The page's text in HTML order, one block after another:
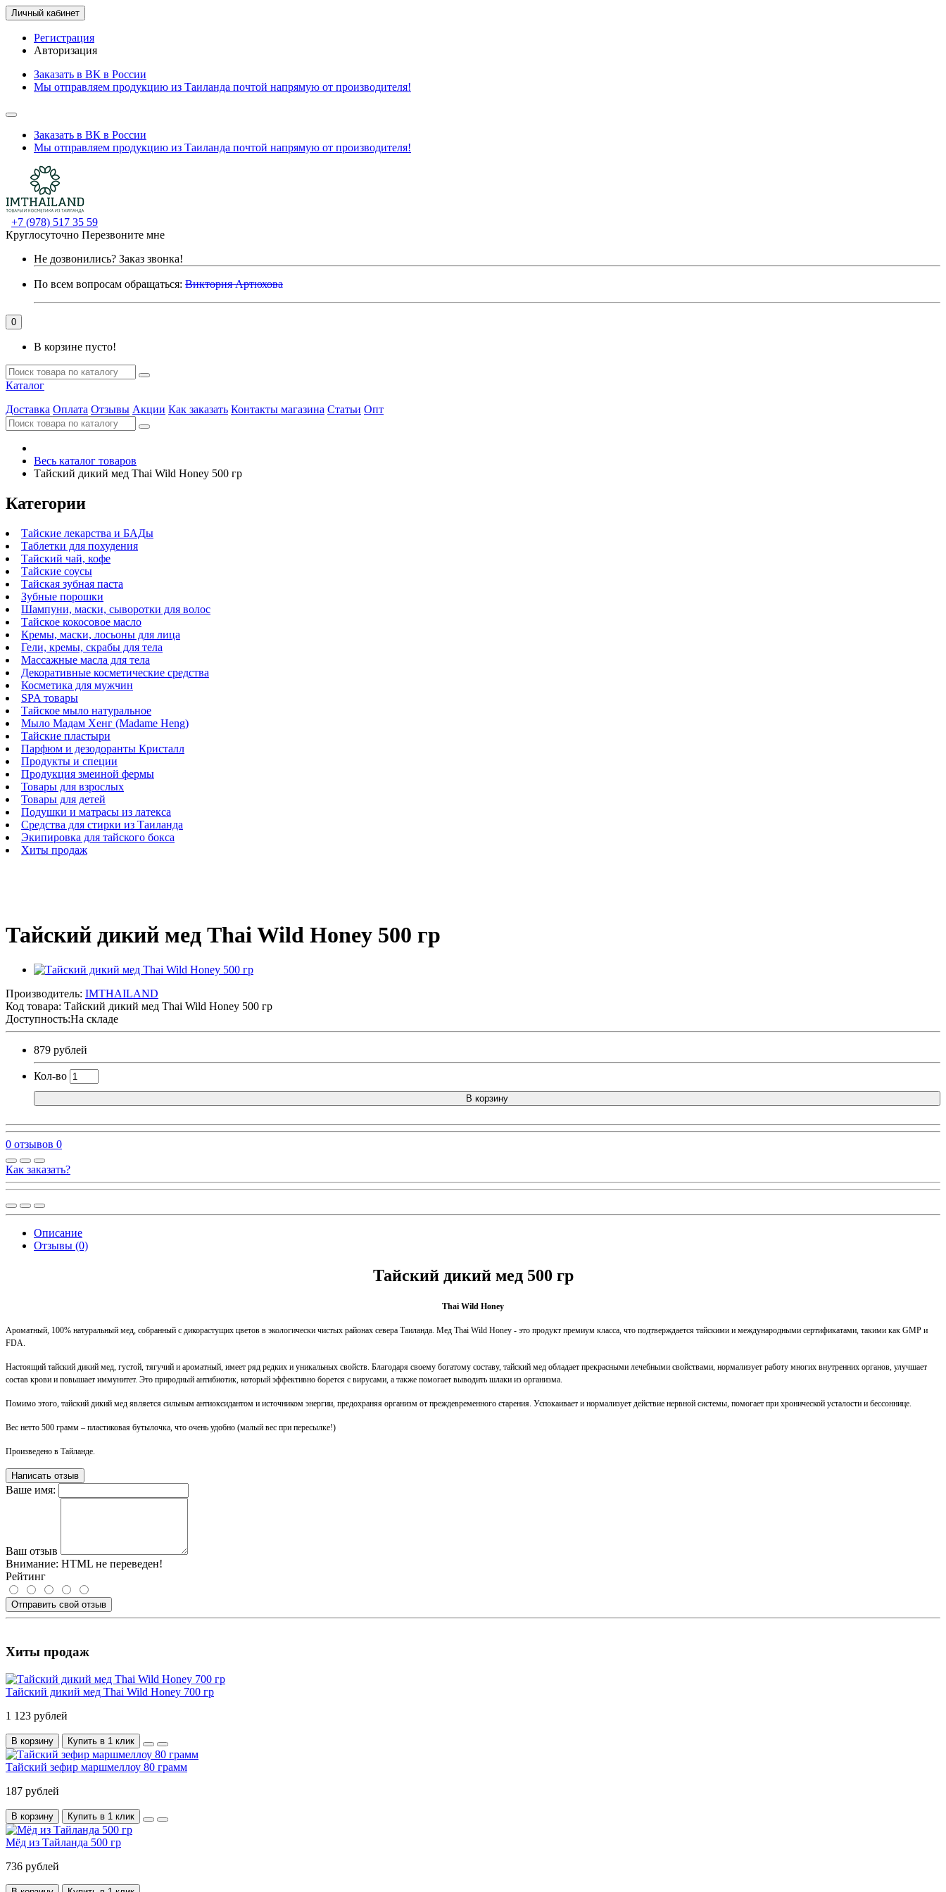
Личный кабинет
Регистрация
Авторизация
Заказать в ВК в России
Мы отправляем продукцию из Таиланда почтой напрямую от производителя!
Заказать в ВК в России
Мы отправляем продукцию из Таиланда почтой напрямую от производителя!
+7 (978) 517 35 59
Круглосуточно Перезвоните мне
Не дозвонились? Заказ звонка!
По всем вопросам обращаться: Виктория Артюхова
0
В корзине пусто!
Каталог
Доставка Оплата Отзывы Акции Как заказать Контакты магазина Статьи Опт
Весь каталог товаров
Тайский дикий мед Thai Wild Honey 500 гр
Категории
Тайские лекарства и БАДы
Таблетки для похудения
Тайский чай, кофе
Тайские соусы
Тайская зубная паста
Зубные порошки
Шампуни, маски, сыворотки для волос
Тайское кокосовое масло
Кремы, маски, лосьоны для лица
Гели, кремы, скрабы для тела
Массажные масла для тела
Декоративные косметические средства
Косметика для мужчин
SPA товары
Тайское мыло натуральное
Мыло Мадам Хенг (Madame Heng)
Тайские пластыри
Парфюм и дезодоранты Кристалл
Продукты и специи
Продукция змеиной фермы
Товары для взрослых
Товары для детей
Подушки и матрасы из латекса
Средства для стирки из Таиланда
Экипировка для тайского бокса
Хиты продаж
Тайский дикий мед Thai Wild Honey 500 гр
Производитель: IMTHAILAND
Код товара: Тайский дикий мед Thai Wild Honey 500 гр
Доступность:На складе
879 рублей
Кол-во
В корзину
0 отзывов 0
Как заказать?
Описание
Отзывы (0)
Тайский дикий мед 500 гр
Thai Wild Honey
Ароматный, 100% натуральный мед, собранный с дикорастущих цветов в экологически чистых районах севера Таиланда. Мед Thai Wild Honey - это продукт премиум класса, что подтверждается тайскими и международными сертификатами, такими как GMP и
FDA.
Настоящий тайский дикий мед, густой, тягучий и ароматный, имеет ряд редких и уникальных свойств. Благодаря своему богатому составу, тайский мед обладает прекрасными лечебными свойствами, нормализует работу многих внутренних органов, улучшает
состав крови и повышает иммунитет. Это природный антибиотик, который эффективно борется с вирусами, а также помогает выводить шлаки из организма.
Помимо этого, тайский дикий мед является сильным антиоксидантом и источником энергии, предохраняя организм от преждевременного старения. Успокаивает и нормализует действие нервной системы, помогает при хронической усталости и бессоннице.
Вес нетто 500 грамм – пластиковая бутылочка, что очень удобно (малый вес при пересылке!)
Произведено в Тайланде.
Написать отзыв
Ваше имя:
Ваш отзыв
Внимание: HTML не переведен!
Рейтинг
Отправить свой отзыв
Хиты продаж
Тайский дикий мед Thai Wild Honey 700 гр
1 123 рублей
В корзину Купить в 1 клик
Тайский зефир маршмеллоу 80 грамм
187 рублей
В корзину Купить в 1 клик
Мёд из Тайланда 500 гр
736 рублей